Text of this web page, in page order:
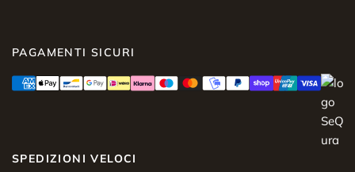
PAGAMENTI SICURI
SPEDIZIONI VELOCI